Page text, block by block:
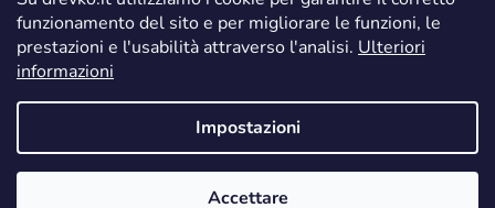
funzionamento del sito e per migliorare le funzioni, le
prestazioni e l'usabilità attraverso l'analisi. Ulteriori
informazioni
Impostazioni
Accettare